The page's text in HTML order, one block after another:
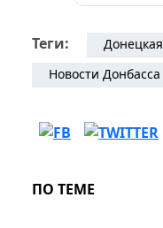
Теги: Донецкая
Новости Донбасса
ПО ТЕМЕ